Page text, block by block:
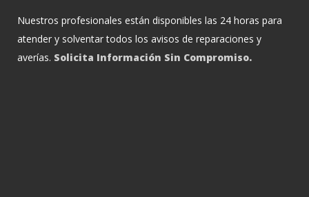
Nuestros profesionales están disponibles las 24 horas para
atender y solventar todos los avisos de reparaciones y
averías. Solicita Información Sin Compromiso.